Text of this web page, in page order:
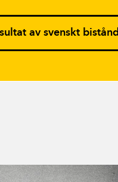
av svenskt bistånd